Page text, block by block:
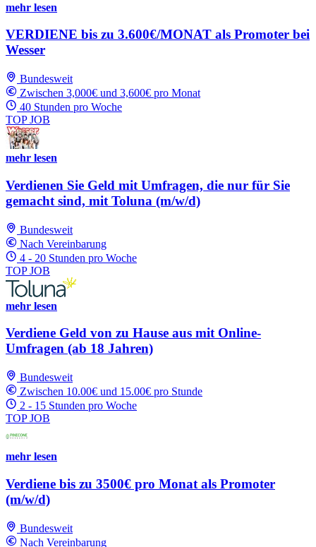
mehr lesen
VERDIENE bis zu 3.600€/MONAT als Promoter bei
Wesser
Bundesweit
Zwischen 3,000€ und 3,600€ pro Monat
40 Stunden pro Woche
TOP JOB
mehr lesen
Verdienen Sie Geld mit Umfragen, die nur für Sie
gemacht sind, mit Toluna (m/w/d)
Bundesweit
Nach Vereinbarung
4 - 20 Stunden pro Woche
TOP JOB
mehr lesen
Verdiene Geld von zu Hause aus mit Online-
Umfragen (ab 18 Jahren)
Bundesweit
Zwischen 10.00€ und 15.00€ pro Stunde
2 - 15 Stunden pro Woche
TOP JOB
mehr lesen
Verdiene bis zu 3500€ pro Monat als Promoter
(m/w/d)
Bundesweit
Nach Vereinbarung